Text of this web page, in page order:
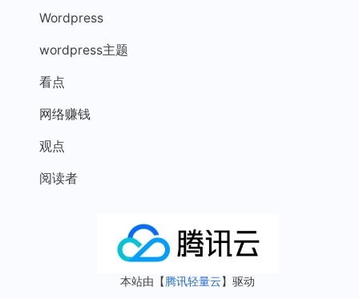
Wordpress
wordpress主题
看点
网络赚钱
观点
阅读者
本站由【腾讯轻量云】驱动